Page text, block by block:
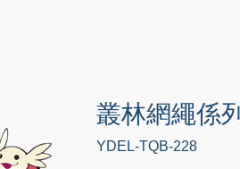
叢林網繩係
YDEL-TQB-228